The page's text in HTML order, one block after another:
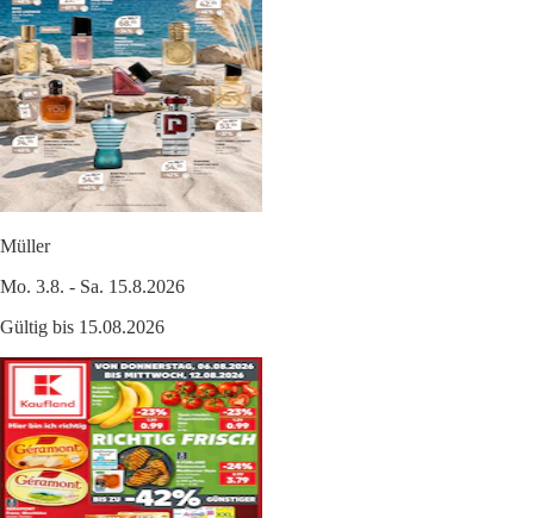
Müller
Mo. 3.8. - Sa. 15.8.2026
Gültig bis 15.08.2026